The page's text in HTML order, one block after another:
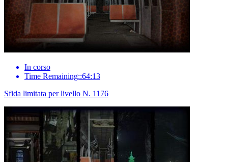
In corso
Time Remaining::64:13
Sfida limitata per livello N. 1176